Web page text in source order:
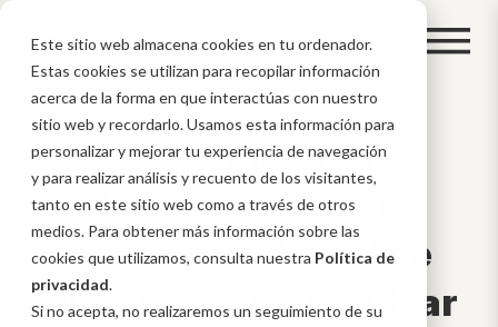
Este sitio web almacena cookies en tu ordenador.
Estas cookies se utilizan para recopilar información
acerca de la forma en que interactúas con nuestro
sitio web y recordarlo. Usamos esta información para
personalizar y mejorar tu experiencia de navegación
y para realizar análisis y recuento de los visitantes,
tanto en este sitio web como a través de otros
medios. Para obtener más información sobre las
cookies que utilizamos, consulta nuestra Política de
privacidad.
Si no acepta, no realizaremos un seguimiento de su
Las 7 mejores
herramientas de
marketing digital de
HubSpot para impulsar